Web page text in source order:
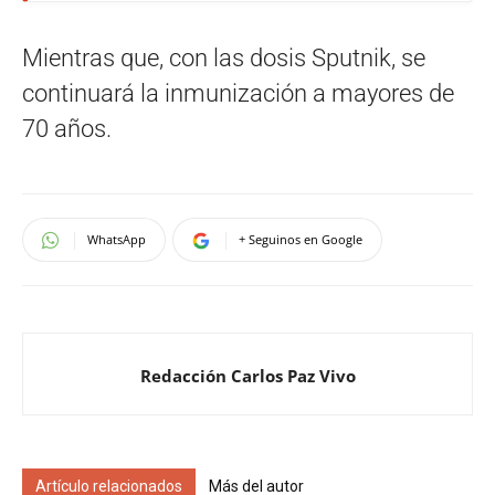
Mientras que, con las dosis Sputnik, se
continuará la inmunización a mayores de
70 años.
WhatsApp + Seguinos en Google
Redacción Carlos Paz Vivo
Artículo relacionados Más del autor